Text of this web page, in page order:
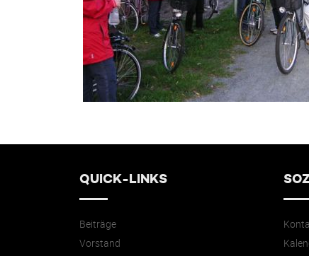
QUICK-LINKS
Beiträge
Vorstand